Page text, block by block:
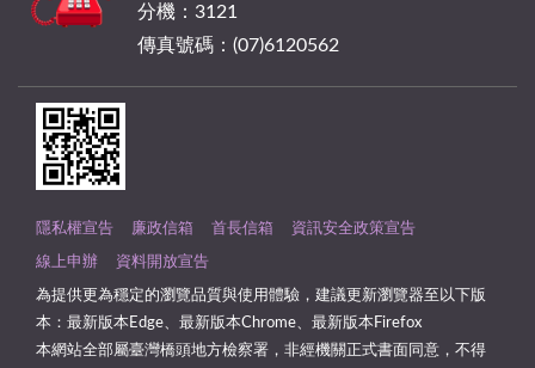
分機：3121
傳真號碼：(07)6120562
隱私權宣告 廉政信箱 首長信箱 資訊安全政策宣告
線上申辦 資料開放宣告
為提供更為穩定的瀏覽品質與使用體驗，建議更新瀏覽器至以下版
本：最新版本Edge、最新版本Chrome、最新版本Firefox
本網站全部屬臺灣橋頭地方檢察署，非經機關正式書面同意，不得